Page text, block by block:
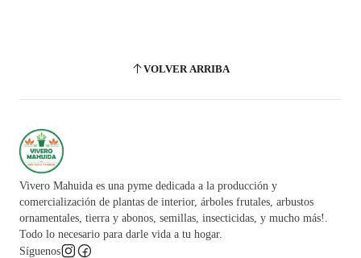
VOLVER ARRIBA
Vivero Mahuida es una pyme dedicada a la producción y
comercialización de plantas de interior, árboles frutales, arbustos
ornamentales, tierra y abonos, semillas, insecticidas, y mucho más!.
Todo lo necesario para darle vida a tu hogar.
Síguenos